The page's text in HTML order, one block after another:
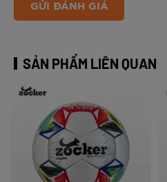
GỬI ĐÁNH GIÁ
SẢN PHẨM LIÊN QUAN